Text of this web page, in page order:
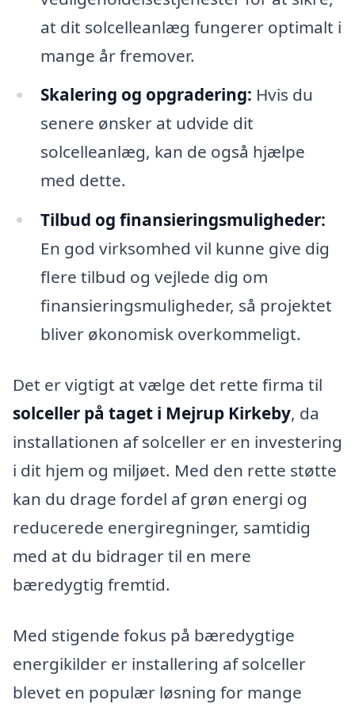
at dit solcelleanlæg fungerer optimalt i
mange år fremover.
Skalering og opgradering: Hvis du
senere ønsker at udvide dit
solcelleanlæg, kan de også hjælpe
med dette.
Tilbud og finansieringsmuligheder:
En god virksomhed vil kunne give dig
flere tilbud og vejlede dig om
finansieringsmuligheder, så projektet
bliver økonomisk overkommeligt.
Det er vigtigt at vælge det rette firma til
solceller på taget i Mejrup Kirkeby, da
installationen af solceller er en investering
i dit hjem og miljøet. Med den rette støtte
kan du drage fordel af grøn energi og
reducerede energiregninger, samtidig
med at du bidrager til en mere
bæredygtig fremtid.
Med stigende fokus på bæredygtige
energikilder er installering af solceller
blevet en populær løsning for mange